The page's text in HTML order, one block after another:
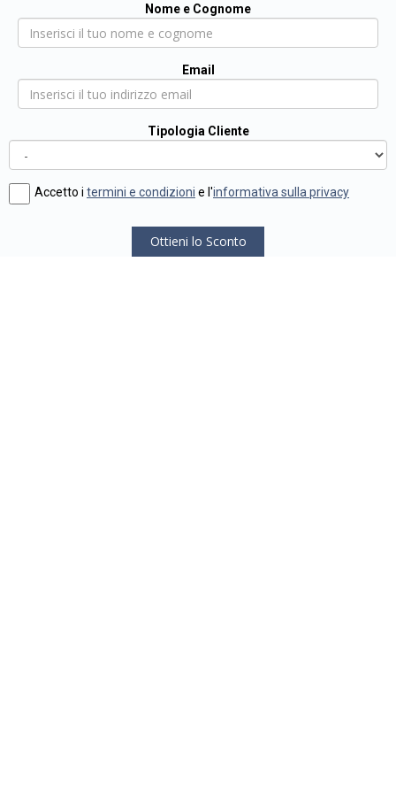
Nome e Cognome
Email
Tipologia Cliente
Accetto i termini e condizioni e l'informativa sulla privacy
Ottieni lo Sconto